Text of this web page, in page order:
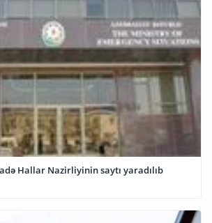
Hallar Nazirliyinin saytı yaradılıb